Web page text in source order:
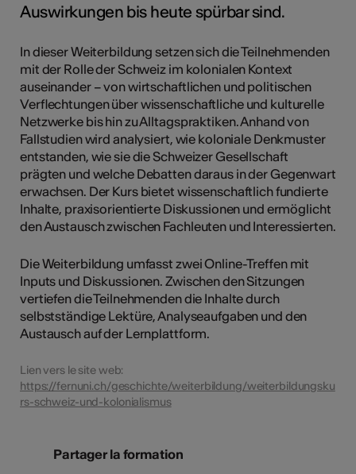
Auswirkungen bis heute spürbar sind.
In dieser Weiterbildung setzen sich die Teilnehmenden
mit der Rolle der Schweiz im kolonialen Kontext
auseinander – von wirtschaftlichen und politischen
Verflechtungen über wissenschaftliche und kulturelle
Netzwerke bis hin zu Alltagspraktiken. Anhand von
Fallstudien wird analysiert, wie koloniale Denkmuster
entstanden, wie sie die Schweizer Gesellschaft
prägten und welche Debatten daraus in der Gegenwart
erwachsen. Der Kurs bietet wissenschaftlich fundierte
Inhalte, praxisorientierte Diskussionen und ermöglicht
den Austausch zwischen Fachleuten und Interessierten.
Die Weiterbildung umfasst zwei Online-Treffen mit
Inputs und Diskussionen. Zwischen den Sitzungen
vertiefen die Teilnehmenden die Inhalte durch
selbstständige Lektüre, Analyseaufgaben und den
Austausch auf der Lernplattform.
Lien vers le site web:
https://fernuni.ch/geschichte/weiterbildung/weiterbildungsku
rs-schweiz-und-kolonialismus
Partager la formation